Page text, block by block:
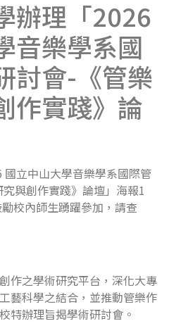
辦理「2026
音樂學系國
討會-《管樂
作實踐》論
立中山大學音樂學系國際管
與創作實踐》論壇」海報1
校內師生踴躍參加，請查
作之學術研究平台，深化大專
藝科學之結合，並推動管樂作
特辦理旨揭學術研討會。